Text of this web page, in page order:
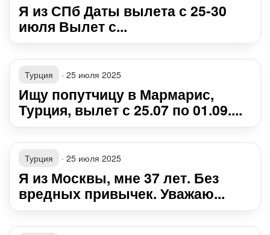
Я из СПб Даты вылета с 25-30
июля Вылет с...
Турция · 25 июля 2025
Ищу попутчицу в Мармарис,
Турция, вылет с 25.07 по 01.09....
Турция · 25 июля 2025
Я из Москвы, мне 37 лет. Без
вредных привычек. Уважаю...